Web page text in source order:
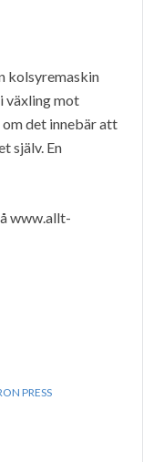
kolsyremaskin
växling mot
det innebär att
själv. En
www.allt-
PRESS